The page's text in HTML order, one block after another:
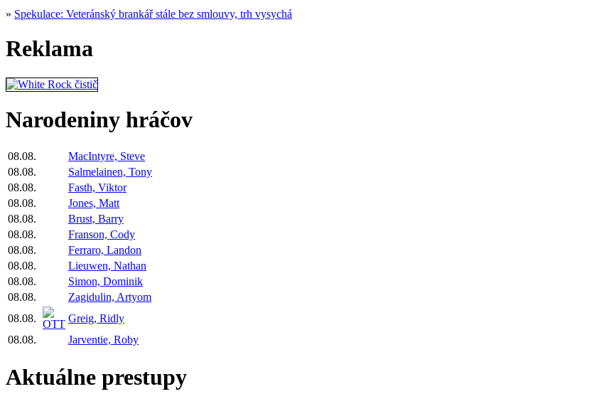
» Spekulace: Veteránský brankář stále bez smlouvy, trh vysychá
Reklama
Narodeniny hráčov
08.08. MacIntyre, Steve
08.08.
Salmelainen, Tony
08.08.
Fasth, Viktor
08.08.
Jones, Matt
08.08.
Brust, Barry
08.08.
Franson, Cody
08.08.
Ferraro, Landon
08.08.
Lieuwen, Nathan
08.08.
Simon, Dominik
08.08.
Zagidulin, Artyom
08.08.
Greig, Ridly
08.08.
Jarventie, Roby
Aktuálne prestupy